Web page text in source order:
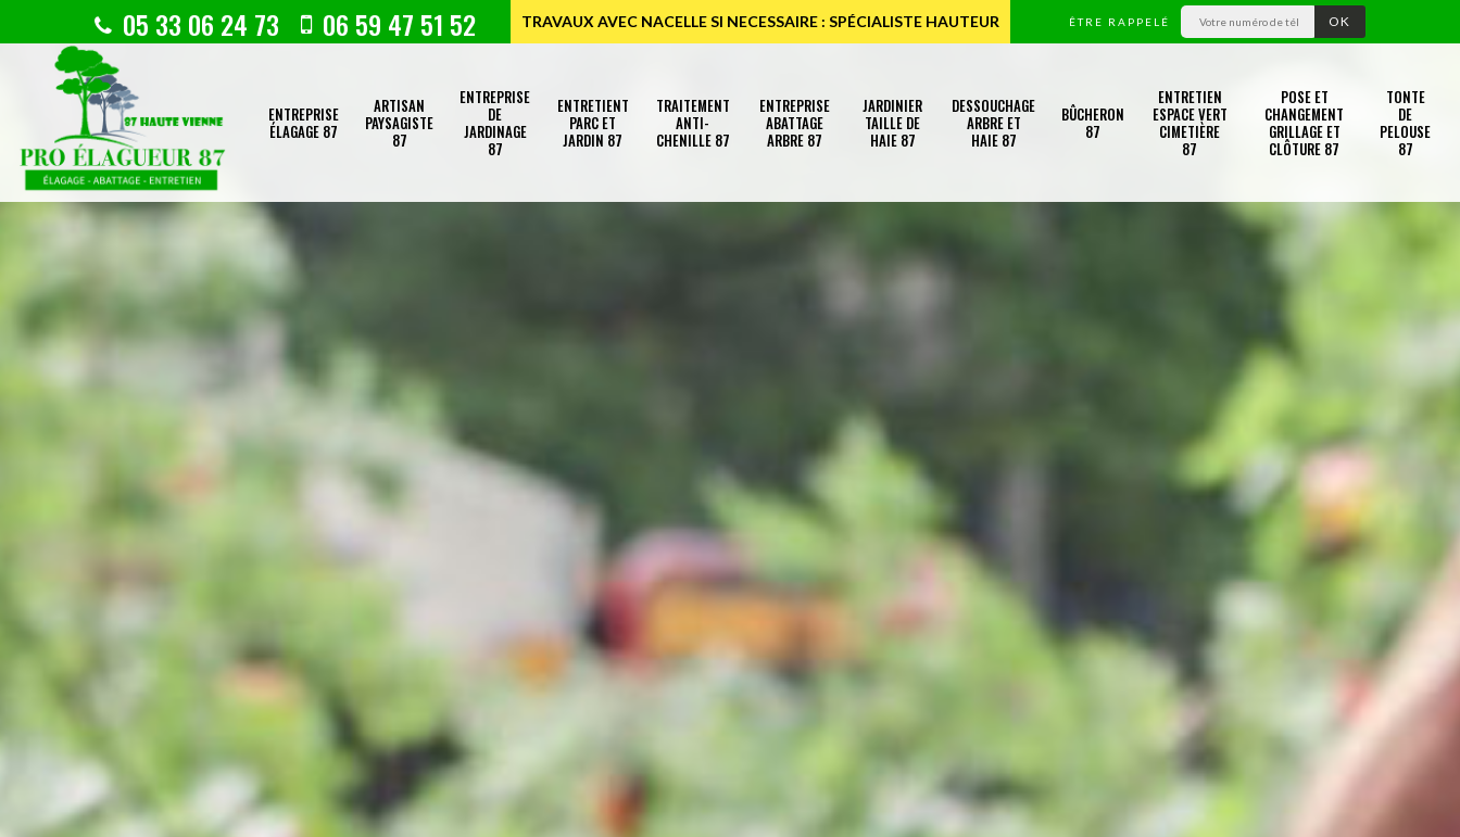
05 33 06 24 73 06 59 47 51 52 TRAVAUX AVEC NACELLE SI NECESSAIRE : SPÉCIALISTE HAUTEUR ÊTRE RAPPELÉ
ENTREPRISE
ÉLAGAGE 87
ARTISAN
PAYSAGISTE
87
ENTREPRISE
DE
JARDINAGE
87
ENTRETIENT
PARC ET
JARDIN 87
TRAITEMENT
ANTI-
CHENILLE 87
ENTREPRISE
ABATTAGE
ARBRE 87
JARDINIER
TAILLE DE
HAIE 87
DESSOUCHAGE
ARBRE ET
HAIE 87
BÛCHERON
87
ENTRETIEN
ESPACE VERT
CIMETIÈRE
87
POSE ET
CHANGEMENT
GRILLAGE ET
CLÔTURE 87
TONTE
DE
PELOUSE
87